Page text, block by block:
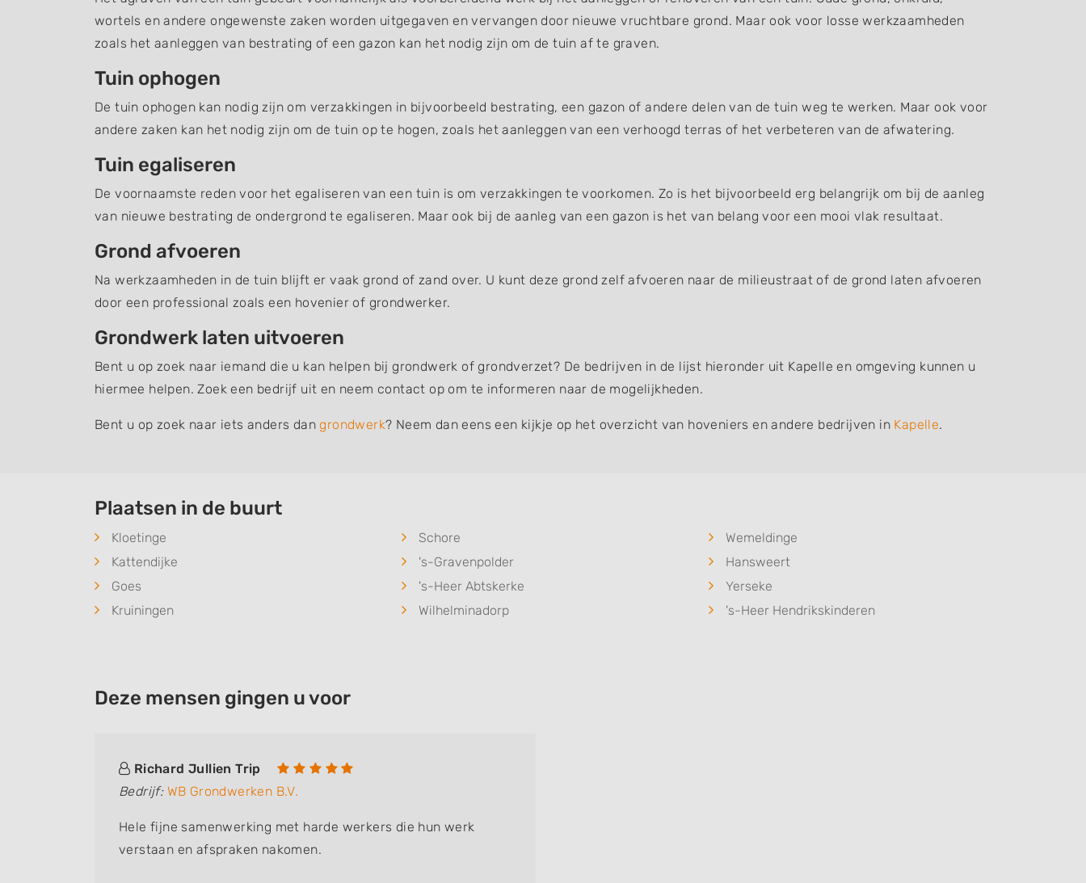
wortels en andere ongewenste zaken worden uitgegaven en vervangen door nieuwe vruchtbare grond. Maar ook voor losse werkzaamheden
zoals het aanleggen van bestrating of een gazon kan het nodig zijn om de tuin af te graven.
Tuin ophogen
De tuin ophogen kan nodig zijn om verzakkingen in bijvoorbeeld bestrating, een gazon of andere delen van de tuin weg te werken. Maar ook voor
andere zaken kan het nodig zijn om de tuin op te hogen, zoals het aanleggen van een verhoogd terras of het verbeteren van de afwatering.
Tuin egaliseren
De voornaamste reden voor het egaliseren van een tuin is om verzakkingen te voorkomen. Zo is het bijvoorbeeld erg belangrijk om bij de aanleg
van nieuwe bestrating de ondergrond te egaliseren. Maar ook bij de aanleg van een gazon is het van belang voor een mooi vlak resultaat.
Grond afvoeren
Na werkzaamheden in de tuin blijft er vaak grond of zand over. U kunt deze grond zelf afvoeren naar de milieustraat of de grond laten afvoeren
door een professional zoals een hovenier of grondwerker.
Grondwerk laten uitvoeren
Bent u op zoek naar iemand die u kan helpen bij grondwerk of grondverzet? De bedrijven in de lijst hieronder uit Kapelle en omgeving kunnen u
hiermee helpen. Zoek een bedrijf uit en neem contact op om te informeren naar de mogelijkheden.
Bent u op zoek naar iets anders dangrondwerk? Neem dan eens een kijkje op het overzicht van hoveniers en andere bedrijven in Kapelle.
Plaatsen in de buurt
Kloetinge Schore
Wemeldinge
Kattendijke
's-Gravenpolder
Hansweert
Goes
's-Heer Abtskerke
Yerseke
Kruiningen
Wilhelminadorp 's-Heer Hendrikskinderen
Deze mensen gingen u voor
Richard Jullien Trip
Bedrijf: WB Grondwerken B.V.
Hele fijne samenwerking met harde werkers die hun werk
verstaan en afspraken nakomen.